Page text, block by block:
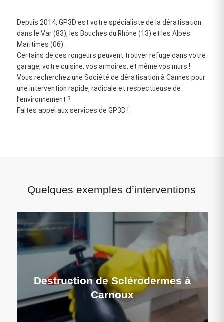
Depuis 2014, GP3D est votre spécialiste de la dératisation
dans le Var (83), les Bouches du Rhône (13) et les Alpes
Maritimes (06).
Certains de ces rongeurs peuvent trouver refuge dans votre
garage, votre cuisine, vos armoires, et même vos murs !
Vous recherchez une Société de dératisation à Cannes pour
une intervention rapide, radicale et respectueuse de
l’environnement ?
Faites appel aux services de GP3D !
Quelques exemples d’interventions
Destruction de Sclérodermes à
Carnoux